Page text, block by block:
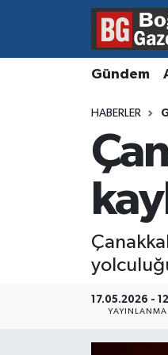
Gündem
HABERLER
17.05.2026 -
YAYINLANMA
Asayiş
Ekonomi
Gündem
Kültür ve Sanat
Magazin
Resmi İlanlar
Hava Durumu
Süper Lig Puan
Tüm Manşetler
Son Dakika Haberleri
Haber Arşivi